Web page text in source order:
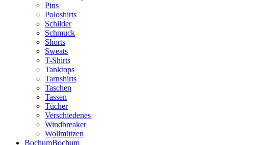
Pins
Poloshirts
Schilder
Schmuck
Shorts
Sweats
T-Shirts
Tanktops
Tarnshirts
Taschen
Tassen
Tücher
Verschiedenes
Windbreaker
Wollmützen
BochumBochum